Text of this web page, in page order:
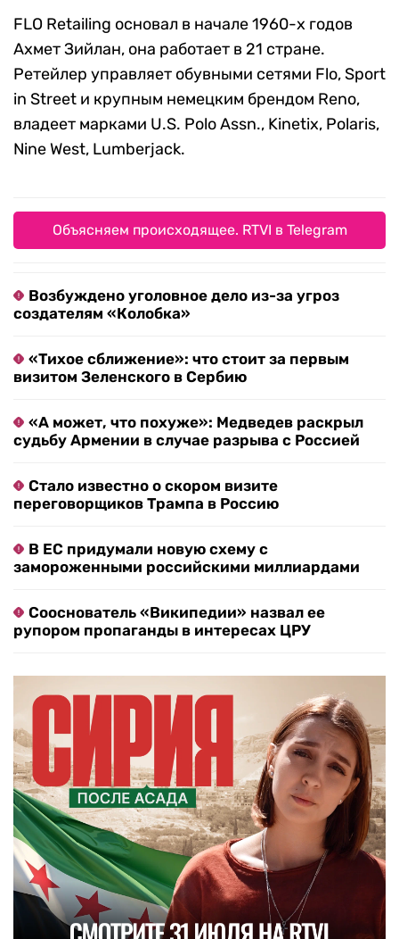
FLO Retailing основал в начале 1960-х годов
Ахмет Зийлан, она работает в 21 стране.
Ретейлер управляет обувными сетями Flo, Sport
in Street и крупным немецким брендом Reno,
владеет марками U.S. Polo Assn., Kinetix, Polaris,
Nine West, Lumberjack.
Объясняем происходящее. RTVI в Telegram
Возбуждено уголовное дело из-за угроз
создателям «Колобка»
«Тихое сближение»: что стоит за первым
визитом Зеленского в Сербию
«А может, что похуже»: Медведев раскрыл
судьбу Армении в случае разрыва с Россией
Стало известно о скором визите
переговорщиков Трампа в Россию
В ЕС придумали новую схему с
замороженными российскими миллиардами
Сооснователь «Википедии» назвал ее
рупором пропаганды в интересах ЦРУ